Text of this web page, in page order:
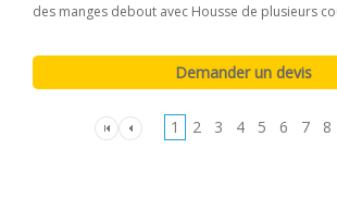
des manges debout avec Housse de plusieurs
1 2 3 4 5 6 7 8